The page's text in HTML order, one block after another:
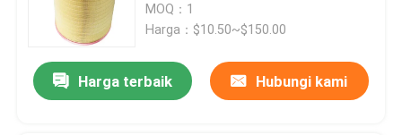
MOQ：1
Harga：$10.50~$150.00
Harga terbaik Hubungi kami